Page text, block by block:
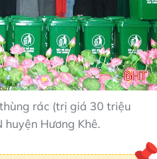
rác (trị giá 30 triệu
huyện Hương Khê.